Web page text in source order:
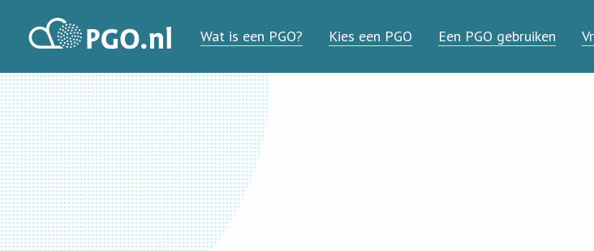
PGO
Wat is een PGO? Kies een PGO Een PGO gebruiken